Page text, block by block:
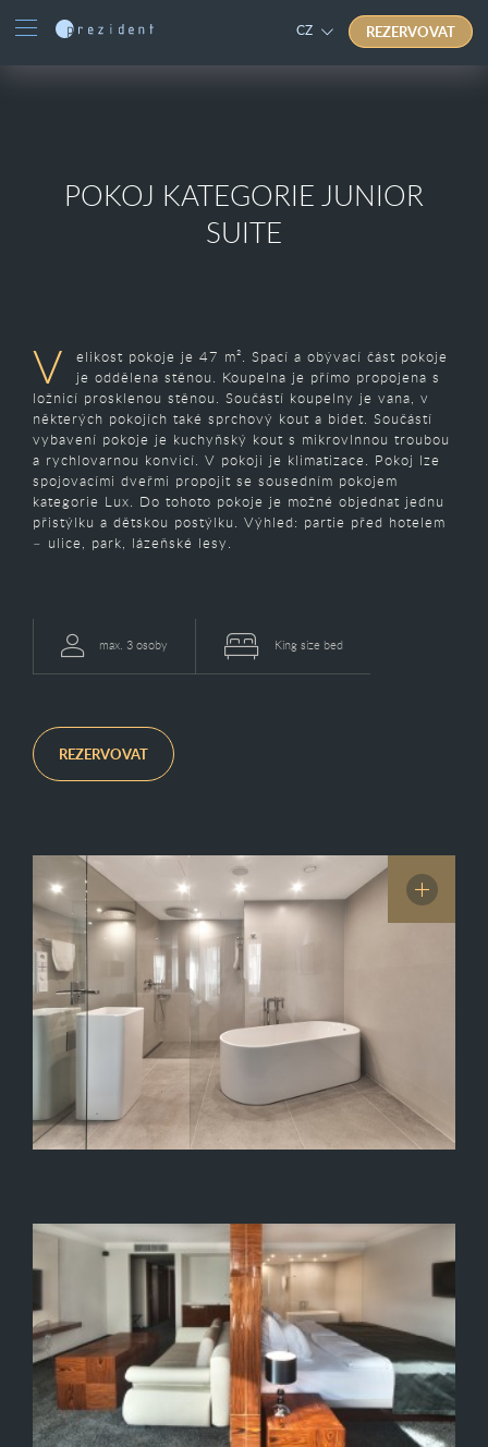
CZ REZERVOVAT
POKOJ KATEGORIE JUNIOR
SUITE
V
elikost pokoje je 47 m². Spací a obývací část pokoje
je oddělena stěnou. Koupelna je přímo propojena s
ložnicí prosklenou stěnou. Součástí koupelny je vana, v
některých pokojích také sprchový kout a bidet. Součástí
vybavení pokoje je kuchyňský kout s mikrovlnnou troubou
a rychlovarnou konvicí. V pokoji je klimatizace. Pokoj lze
spojovacími dveřmi propojit se sousedním pokojem
kategorie Lux. Do tohoto pokoje je možné objednat jednu
přistýlku a dětskou postýlku. Výhled: partie před hotelem
– ulice, park, lázeňské lesy.
max. 3 osoby King size bed
REZERVOVAT